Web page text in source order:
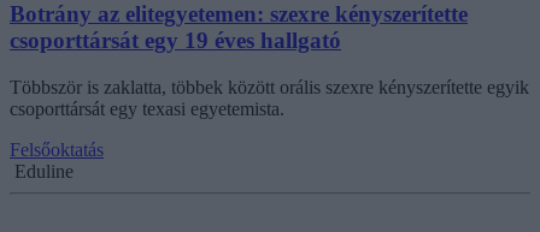
Botrány az elitegyetemen: szexre kényszerítette
csoporttársát egy 19 éves hallgató
Többször is zaklatta, többek között orális szexre kényszerítette egyik
csoporttársát egy texasi egyetemista.
Felsőoktatás
Eduline